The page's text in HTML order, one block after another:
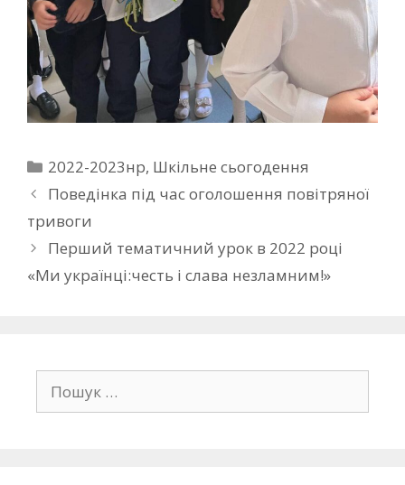
2022-2023нр, Шкільне сьогодення
Поведінка під час оголошення повітряної
тривоги
Перший тематичний урок в 2022 році
«Ми українці:честь і слава незламним!»